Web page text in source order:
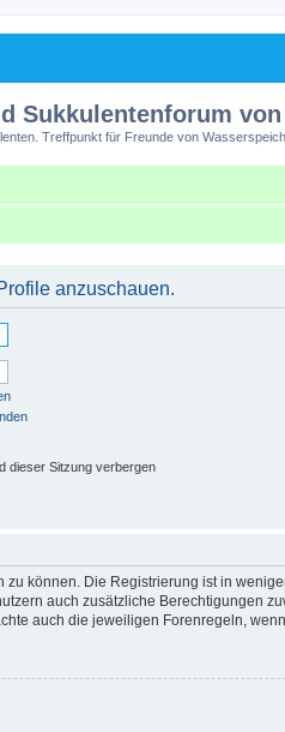
Sukkulentenforum
Treffpunkt für Freunde von
anzuschauen.
dieser Sitzung verbergen
können. Die Registrierung ist in
auch zusätzliche Berechtigungen
auch die jeweiligen Forenregeln,